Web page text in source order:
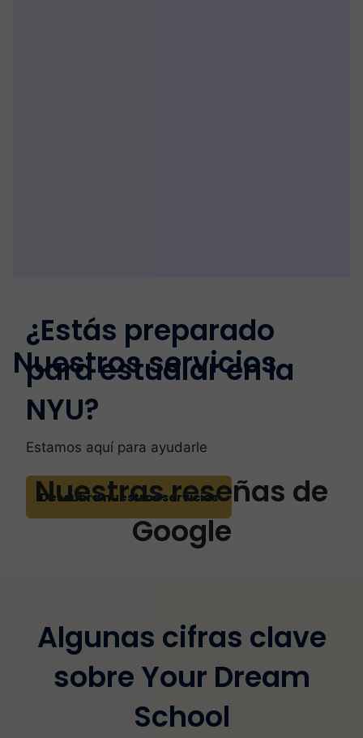
¿Estás preparado
para estudiar en la
NYU?
Estamos aquí para ayudarle
Descubra nuestros servicios
Nuestros servicios
Nuestras reseñas de
Google
Algunas cifras clave
sobre Your Dream
School